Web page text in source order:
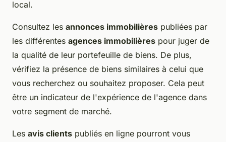
local.
Consultez les annonces immobilières publiées par
les différentes agences immobilières pour juger de
la qualité de leur portefeuille de biens. De plus,
vérifiez la présence de biens similaires à celui que
vous recherchez ou souhaitez proposer. Cela peut
être un indicateur de l'expérience de l'agence dans
votre segment de marché.
Les avis clients publiés en ligne pourront vous